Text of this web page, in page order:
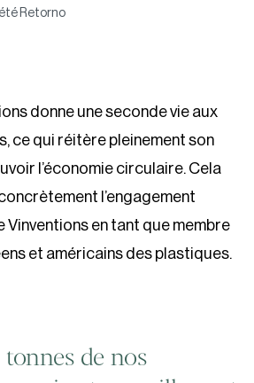
Retorno
donne une seconde vie aux
ce qui réitère pleinement son
l’économie circulaire. Cela
l’engagement
Vinventions en tant que membre
et américains des plastiques.
tonnes de nos